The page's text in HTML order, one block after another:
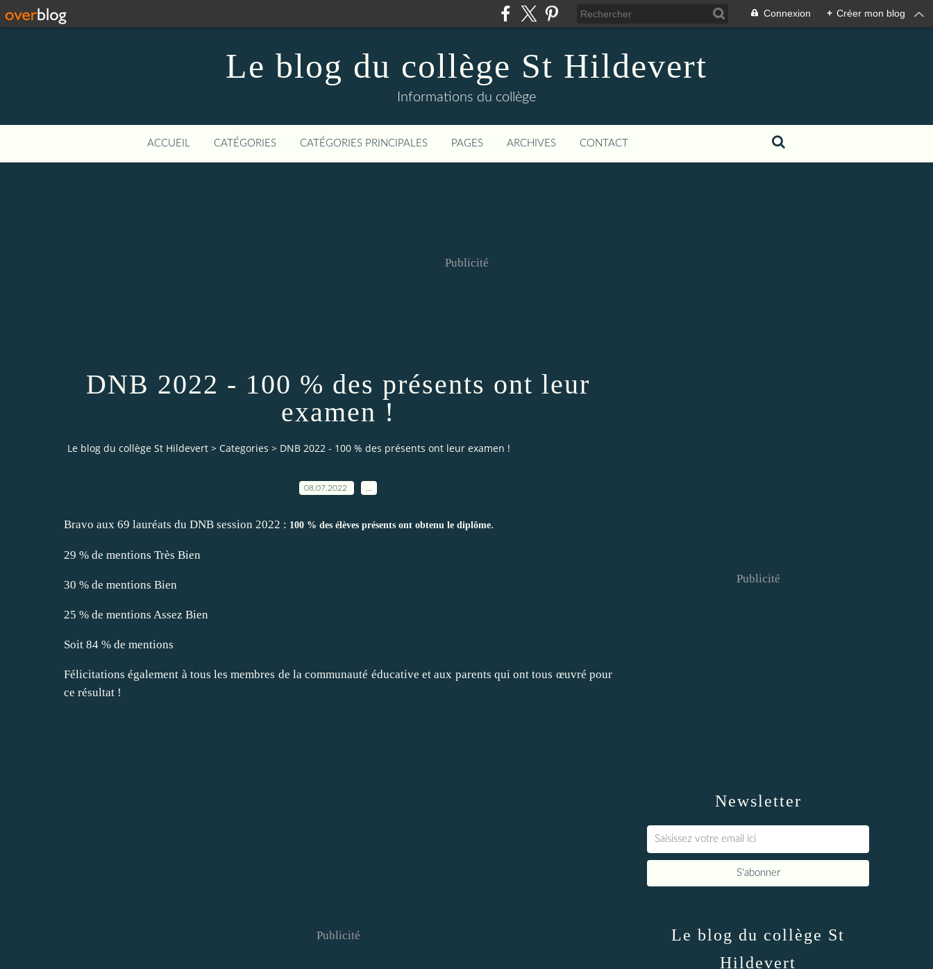
Connexion + Créer mon blog
Le blog du collège St Hildevert
Informations du collège
ACCUEIL CATÉGORIES CATÉGORIES PRINCIPALES PAGES ARCHIVES CONTACT
Publicité
DNB 2022 - 100 % des présents ont leur
examen !
Le blog du collège St Hildevert > Categories > DNB 2022 - 100 % des présents ont leur examen !
08.07.2022
Bravo aux 69 lauréats du DNB session 2022 : 100 % des élèves présents ont obtenu le diplôme.
29 % de mentions Très Bien
30 % de mentions Bien
25 % de mentions Assez Bien
Soit 84 % de mentions
Félicitations également à tous les membres de la communauté éducative et aux parents qui ont tous œuvré pour
ce résultat !
Publicité
Newsletter
Publicité
Le blog du collège St
Hildevert